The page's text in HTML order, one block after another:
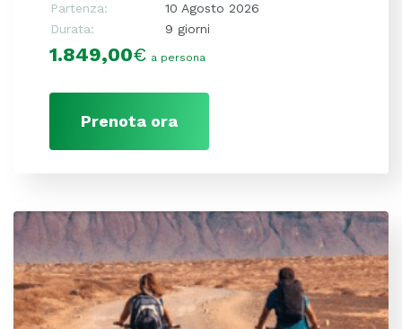
Partenza:
10 Agosto 2026
Durata:
9 giorni
1.849,00€ a persona
Prenota ora